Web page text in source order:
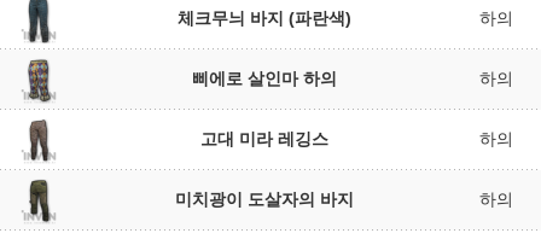
체크무늬 바지 (파란색) 하의
삐에로 살인마 하의 하의
고대 미라 레깅스 하의
미치광이 도살자의 바지 하의